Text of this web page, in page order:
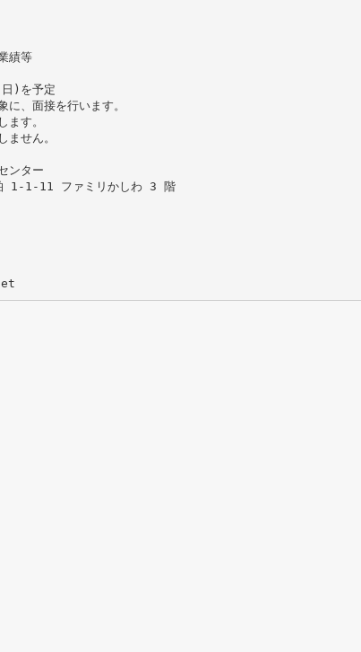
績等
)を予定
に、面接を行います。
ます。
ません。
ンター
1-1-11 ファミリかしわ 3 階